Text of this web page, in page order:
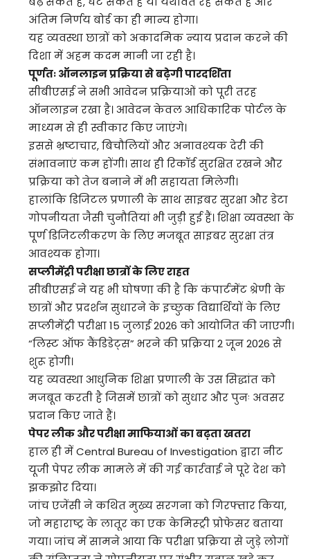
अंतिम निर्णय बोर्ड का ही मान्य होगा।
यह व्यवस्था छात्रों को अकादमिक न्याय प्रदान करने की
दिशा में अहम कदम मानी जा रही है।
पूर्णतः ऑनलाइन प्रक्रिया से बढ़ेगी पारदर्शिता
सीबीएसई ने सभी आवेदन प्रक्रियाओं को पूरी तरह
ऑनलाइन रखा है। आवेदन केवल आधिकारिक पोर्टल के
माध्यम से ही स्वीकार किए जाएंगे।
इससे भ्रष्टाचार, बिचौलियों और अनावश्यक देरी की
संभावनाएं कम होंगी। साथ ही रिकॉर्ड सुरक्षित रखने और
प्रक्रिया को तेज बनाने में भी सहायता मिलेगी।
हालांकि डिजिटल प्रणाली के साथ साइबर सुरक्षा और डेटा
गोपनीयता जैसी चुनौतियां भी जुड़ी हुई हैं। शिक्षा व्यवस्था के
पूर्ण डिजिटलीकरण के लिए मजबूत साइबर सुरक्षा तंत्र
आवश्यक होगा।
सप्लीमेंट्री परीक्षा छात्रों के लिए राहत
सीबीएसई ने यह भी घोषणा की है कि कंपार्टमेंट श्रेणी के
छात्रों और प्रदर्शन सुधारने के इच्छुक विद्यार्थियों के लिए
सप्लीमेंट्री परीक्षा 15 जुलाई 2026 को आयोजित की जाएगी।
“लिस्ट ऑफ कैंडिडेट्स” भरने की प्रक्रिया 2 जून 2026 से
शुरू होगी।
यह व्यवस्था आधुनिक शिक्षा प्रणाली के उस सिद्धांत को
मजबूत करती है जिसमें छात्रों को सुधार और पुनः अवसर
प्रदान किए जाते हैं।
पेपर लीक और परीक्षा माफियाओं का बढ़ता खतरा
हाल ही में Central Bureau of Investigation द्वारा नीट
यूजी पेपर लीक मामले में की गई कार्रवाई ने पूरे देश को
झकझोर दिया।
जांच एजेंसी ने कथित मुख्य सरगना को गिरफ्तार किया,
जो महाराष्ट्र के लातूर का एक केमिस्ट्री प्रोफेसर बताया
गया। जांच में सामने आया कि परीक्षा प्रक्रिया से जुड़े लोगों